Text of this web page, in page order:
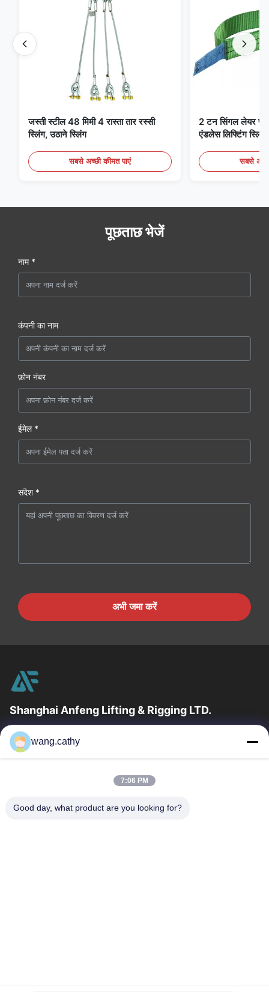
जस्ती स्टील 48 मिमी 4 रास्ता तार रस्सी
स्लिंग, उठाने स्लिंग
सबसे अच्छी कीमत पाएं
2 टन सिंगल लेयर
एंडलेस लिफ्टिंग स्लिंग्स
सबसे
पूछताछ भेजें
नाम *
कंपनी का नाम
फ़ोन नंबर
ईमेल *
संदेश *
अभी जमा करें
Shanghai Anfeng Lifting & Rigging LTD.
उद्योग में 20 वर्षों के अनुभव के साथ, हम अपने ग्राहकों को प्रीमियम लिफ्टिंग और
हेराफेरी उत्पादों और कस्टम-डिज़ाइन किए गए लिफ्टिंग समाधान प्रदान...
त्वरित लिंक
उत्पादों
वीडियो
हमारे बारे में
wang.cathy
7:06 PM
Good day, what product are you looking for?